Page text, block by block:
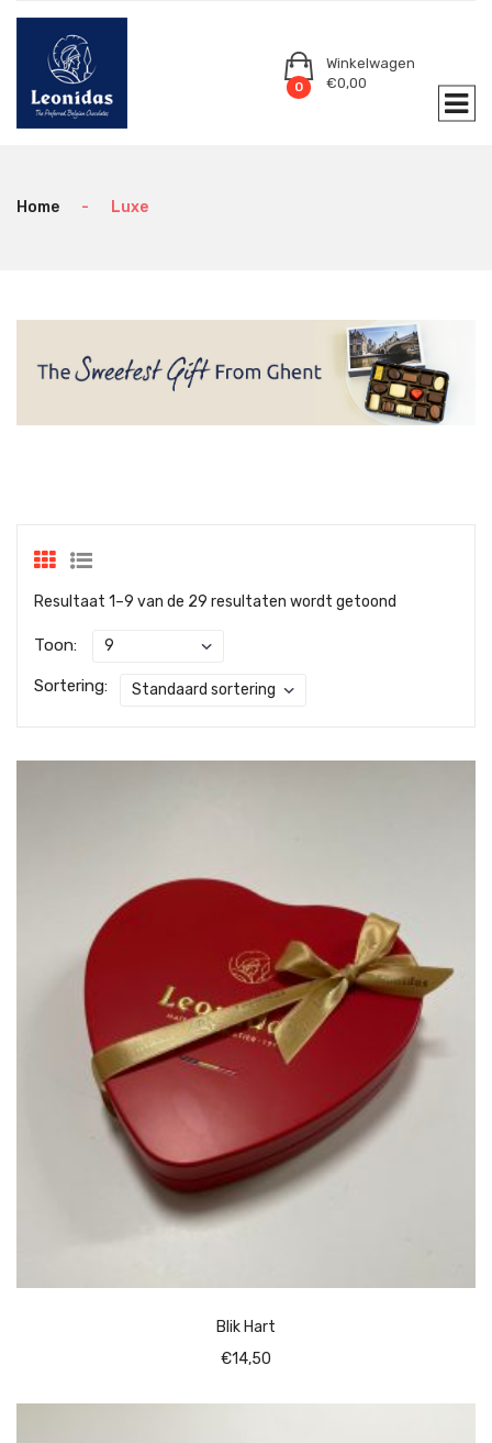
0
Winkelwagen
€0,00
Home - Luxe
Resultaat 1–9 van de 29 resultaten wordt getoond
Toon:
Sortering:
Blik Hart
€14,50